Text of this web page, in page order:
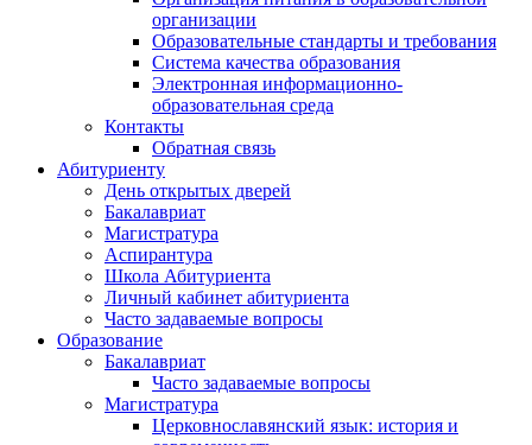
организации
Образовательные стандарты и требования
Система качества образования
Электронная информационно-
образовательная среда
Контакты
Обратная связь
Абитуриенту
День открытых дверей
Бакалавриат
Магистратура
Аспирантура
Школа Абитуриента
Личный кабинет абитуриента
Часто задаваемые вопросы
Образование
Бакалавриат
Часто задаваемые вопросы
Магистратура
Церковнославянский язык: история и